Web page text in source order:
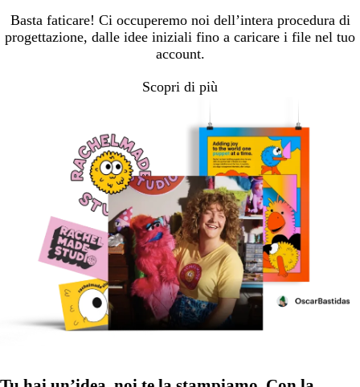
Basta faticare! Ci occuperemo noi dell’intera procedura di
progettazione, dalle idee iniziali fino a caricare i file nel tuo
account.
Scopri di più